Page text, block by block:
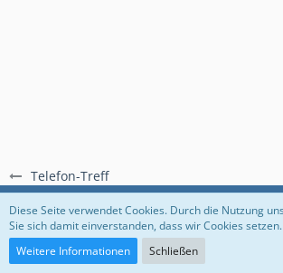
Telefon-Treff
Regeln Datenschutzerklärung Impressum
Community-Software:
Diese Seite verwendet Cookies. Durch die Nutzung
Sie sich damit einverstanden, dass wir Cookies setzen.
Weitere Informationen
Schließen